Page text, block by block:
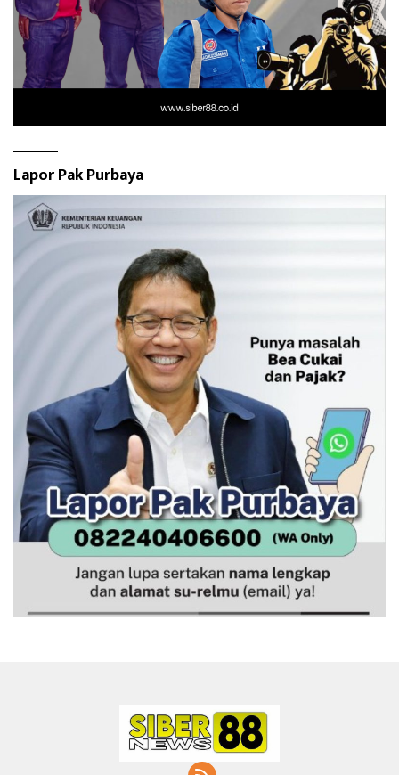
Lapor Pak Purbaya